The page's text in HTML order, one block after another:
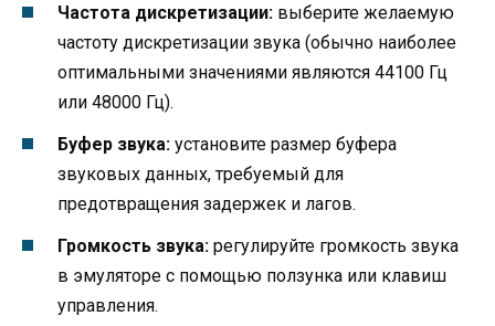
Частота дискретизации: выберите желаемую
частоту дискретизации звука (обычно наиболее
оптимальными значениями являются 44100 Гц
или 48000 Гц).
Буфер звука: установите размер буфера
звуковых данных, требуемый для
предотвращения задержек и лагов.
Громкость звука: регулируйте громкость звука
в эмуляторе с помощью ползунка или клавиш
управления.